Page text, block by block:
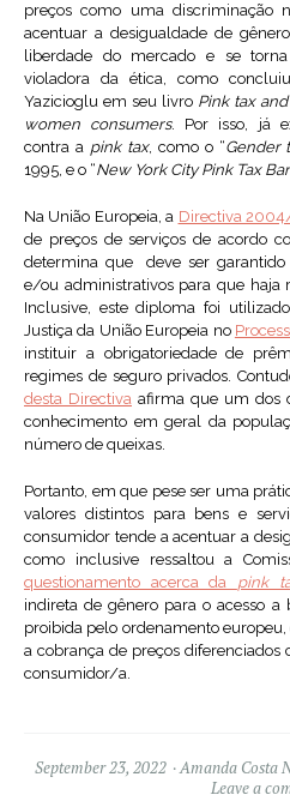
preços como uma discriminação
acentuar a desigualdade de
liberdade do mercado e se
violadora da ética, como
Yazicioglu em seu livro Pink tax
women consumers. Por isso, já
contra a pink tax, como o “Gender
1995, e o “New York City Pink Tax
Na União Europeia, a Directiva
de preços de serviços de acordo
determina que deve ser garantido
e/ou administrativos para que haja
Inclusive, este diploma foi
Justiça da União Europeia no
instituir a obrigatoriedade de
regimes de seguro privados.
desta Directiva afirma que um dos
conhecimento em geral da
número de queixas.
Portanto, em que pese ser uma
valores distintos para bens e
consumidor tende a acentuar a
como inclusive ressaltou a
questionamento acerca da pink
indireta de gênero para o acesso a
proibida pelo ordenamento
a cobrança de preços
consumidor/a.
September 23, 2022 Amanda Costa
Leave a